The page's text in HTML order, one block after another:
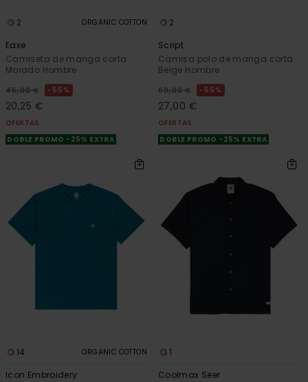
2 ORGANIC COTTON
Eaxe
Camiseta de manga corta
Morado Hombre
45,00 € 55%
20,25 €
OFERTAS
DOBLE PROMO -25% EXTRA
2
Script
Camisa polo de manga corta
Beige Hombre
60,00 € 55%
27,00 €
OFERTAS
DOBLE PROMO -25% EXTRA
14 ORGANIC COTTON
Icon Embroidery
1
Coolmax Seer